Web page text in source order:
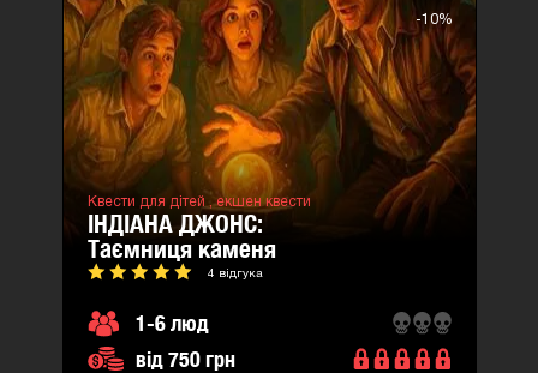
-10%
Квести для дітей ,екшен квести
ІНДІАНА ДЖОНС:
таємниця каменя
4 відгука
1-6 люд
від 750 грн